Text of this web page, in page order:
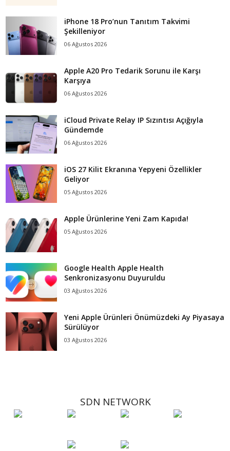
iPhone 18 Pro’nun Tanıtım Takvimi
Şekilleniyor
06 Ağustos 2026
Apple A20 Pro Tedarik Sorunu ile Karşı
Karşıya
06 Ağustos 2026
iCloud Private Relay IP Sızıntısı Açığıyla
Gündemde
06 Ağustos 2026
iOS 27 Kilit Ekranına Yepyeni Özellikler
Geliyor
05 Ağustos 2026
Apple Ürünlerine Yeni Zam Kapıda!
05 Ağustos 2026
Google Health Apple Health
Senkronizasyonu Duyuruldu
03 Ağustos 2026
Yeni Apple Ürünleri Önümüzdeki Ay Piyasaya
Sürülüyor
03 Ağustos 2026
SDN NETWORK